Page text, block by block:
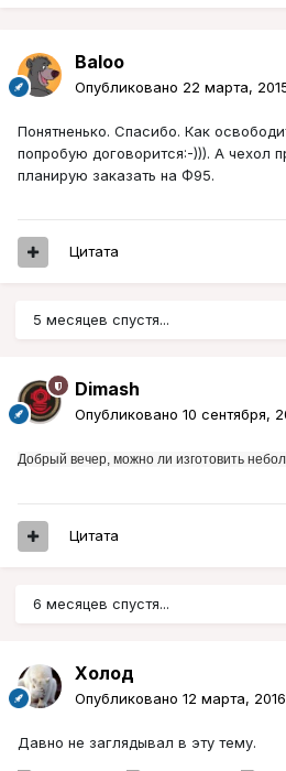
Baloo
Опубликовано 22 марта,
Понятненько. Спасибо. Как
попробую договорится:-))). А чехол
планирую заказать на Ф95.
Цитата
5 месяцев спустя...
Dimash
Опубликовано 10 сентября,
Добрый вечер, можно ли изготовить
Цитата
6 месяцев спустя...
Холод
Опубликовано 12 марта, 2016
Давно не заглядывал в эту тему.